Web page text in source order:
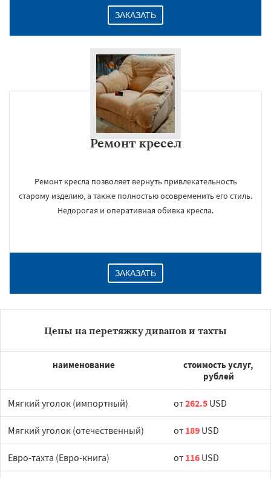
ЗАКАЗАТЬ
Ремонт кресел
Ремонт кресла позволяет вернуть привлекательность
старому изделию, а также полностью осовременить его стиль.
Недорогая и оперативная обивка кресла.
ЗАКАЗАТЬ
Цены на перетяжку диванов и тахты
наименование
стоимость услуг,
рублей
Мягкий уголок (импортный) от262.5 USD
Мягкий уголок (отечественный) от 189 USD
Евро-тахта (Евро-книга) от 116 USD